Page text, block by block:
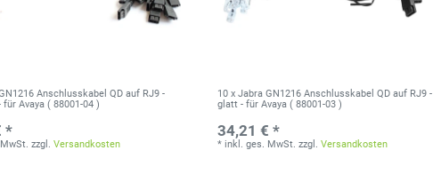
Anschlusskabel QD auf RJ9 -
für Avaya ( 88001-04 )
*
zzgl.Versandkosten
10 x Jabra GN1216 Anschlusskabel QD auf RJ9 -
glatt - für Avaya ( 88001-03 )
34,21 € *
* inkl. ges. MwSt. zzgl.Versandkosten